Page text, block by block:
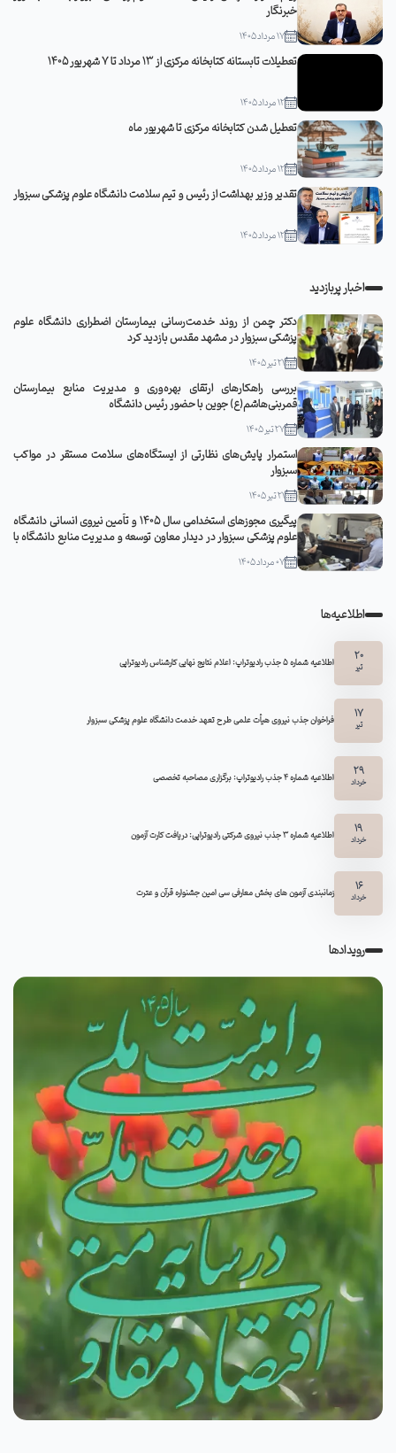
خبرنگار
17 مرداد 1405
تعطیلات تابستانه کتابخانه مرکزی از 13 مرداد تا 7 شهریور 1405
12 مرداد 1405
تعطیل شدن کتابخانه مرکزی تا شهریور ماه
12 مرداد 1405
تقدیر وزیر بهداشت از رئیس و تیم سلامت دانشگاه علوم پزشکی سبزوار
12 مرداد 1405
اخبار پربازدید
دکتر چمن از روند خدمت‌رسانی بیمارستان اضطراری دانشگاه علوم
پزشکی سبزوار در مشهد مقدس بازدید کرد
21 تیر 1405
بررسی راهکارهای ارتقای بهره‌وری و مدیریت منابع بیمارستان
قمربنی‌هاشم(ع) جوین با حضور رئیس دانشگاه
27 تیر 1405
استمرار پایش‌های نظارتی از ایستگاه‌های سلامت مستقر در مواکب
سبزوار
21 تیر 1405
پیگیری مجوزهای استخدامی سال ۱۴۰۵ و تأمین نیروی انسانی دانشگاه
علوم پزشکی سبزوار در دیدار معاون توسعه و مدیریت منابع دانشگاه با
مدیرکل منابع انسانی وزارت بهداشت
07 مرداد 1405
اطلاعیه‌ها
20
تیر اطلاعیه شماره 5 جذب رادیوتراپ: اعلام نتایج نهایی کارشناس رادیوتراپی
17
تیر فراخوان جذب نیروی هیأت علمی طرح تعهد خدمت دانشگاه علوم پزشکی سبزوار
29
خرداد اطلاعیه شماره ۴ جذب رادیوتراپ: برگزاری مصاحبه تخصصی
19
خرداد اطلاعیه شماره 3 جذب نیروی شرکتی رادیوتراپی: دریافت کارت آزمون
16
خرداد زمانبندی آزمون های بخش معارفی سی امین جشنواره قرآن و عترت
رویدادها